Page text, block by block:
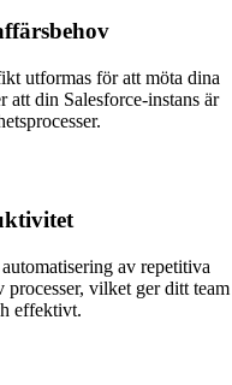
utformas för att möta dina
att din Salesforce-instans är
av repetitiva
vilket ger ditt team
effektivt.